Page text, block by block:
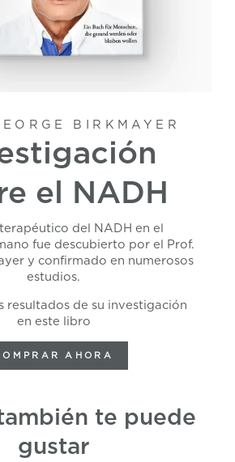
BIRKMAYER
el NADH
del NADH en el
fue descubierto por el Prof.
y confirmado en numerosos
estudios.
resultados de su investigación
en este libro
AHORA
te puede
gustar